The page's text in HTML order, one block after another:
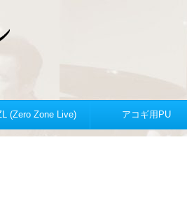
(Zero Zone Live) アコギ用PU